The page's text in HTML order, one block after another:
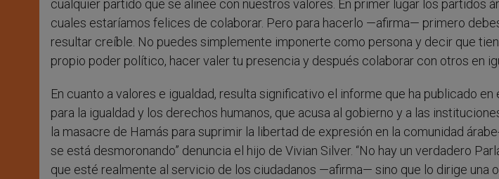
cualquier partido que se alinee con nuestros valores. En primer lugar los partidos
cuales estaríamos felices de colaborar. Pero para hacerlo —afirma— primero
resultar creíble. No puedes simplemente imponerte como persona y decir que
propio poder político, hacer valer tu presencia y después colaborar con otros en
En cuanto a valores e igualdad, resulta significativo el informe que ha publicado
para la igualdad y los derechos humanos, que acusa al gobierno y a las
la masacre de Hamás para suprimir la libertad de expresión en la comunidad
se está desmoronando” denuncia el hijo de Vivian Silver. “No hay un verdadero
que esté realmente al servicio de los ciudadanos —afirma— sino que lo dirige una